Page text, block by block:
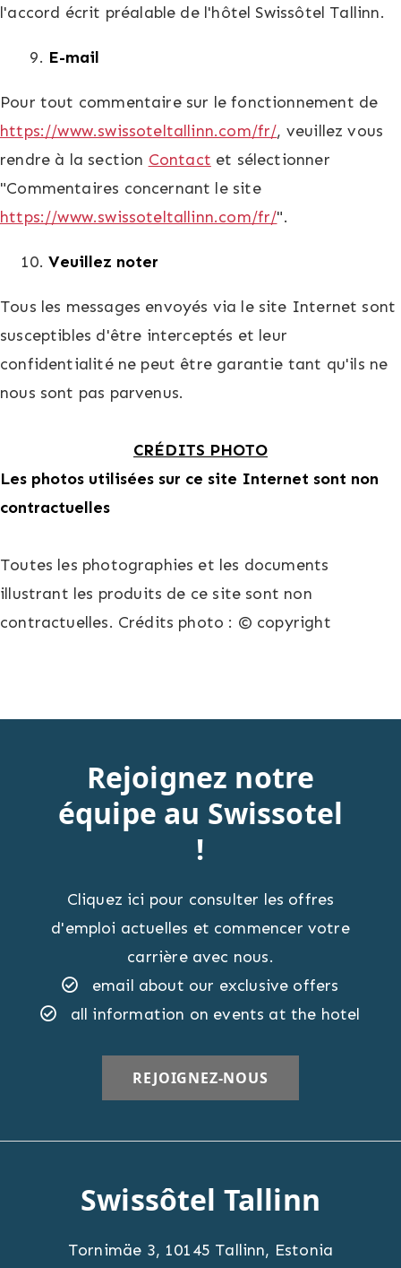
l'accord écrit préalable de l'hôtel Swissôtel Tallinn.
E-mail
Pour tout commentaire sur le fonctionnement de
https://www.swissoteltallinn.com/fr/, veuillez vous
rendre à la section Contact et sélectionner
"Commentaires concernant le site
https://www.swissoteltallinn.com/fr/".
Veuillez noter
Tous les messages envoyés via le site Internet sont
susceptibles d'être interceptés et leur
confidentialité ne peut être garantie tant qu'ils ne
nous sont pas parvenus.
CRÉDITS PHOTO
Les photos utilisées sur ce site Internet sont non
contractuelles
Toutes les photographies et les documents
illustrant les produits de ce site sont non
contractuelles. Crédits photo : © copyright
Rejoignez notre
équipe au Swissotel
!
Cliquez ici pour consulter les offres
d'emploi actuelles et commencer votre
carrière avec nous.
email about our exclusive offers
all information on events at the hotel
Swissôtel Tallinn
Tornimäe 3, 10145 Tallinn, Estonia